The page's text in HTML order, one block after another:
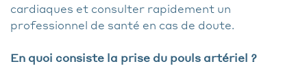
cardiaques et consulter rapidement un
professionnel de santé en cas de doute.
En quoi consiste la prise du pouls artériel ?